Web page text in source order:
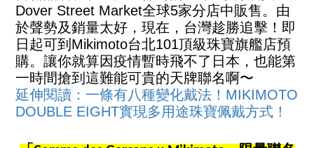
Dover Street Market全球5家分店中販售。由
於聲勢及銷量太好，現在，台灣趁勝追擊！即
日起可到Mikimoto台北101頂級珠寶旗艦店預
購。讓你就算因疫情暫時飛不了日本，也能第
一時間搶到這難能可貴的天牌聯名啊〜
延伸閱讀：一條有八種變化戴法！MIKIMOTO
DOUBLE EIGHT實現多用途珠寶佩戴方式！